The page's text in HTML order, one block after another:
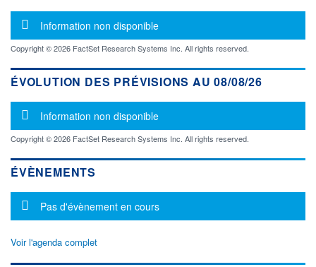
Message d'information
Information non disponible
Copyright © 2026 FactSet Research Systems Inc. All rights reserved.
ÉVOLUTION DES PRÉVISIONS AU 08/08/26
Message d'information
Information non disponible
Copyright © 2026 FactSet Research Systems Inc. All rights reserved.
ÉVÈNEMENTS
Message d'information
Pas d'évènement en cours
Voir l'agenda complet